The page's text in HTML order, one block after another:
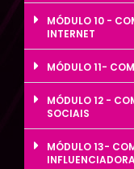
MÓDULO 10 -
INTERNET
MÓDULO 11-
MÓDULO 12 -
SOCIAIS
MÓDULO 13-